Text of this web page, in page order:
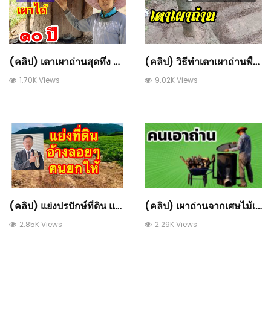
(คลิป) เตาเผาถ่านสุดทึ่ง ทำครั้งเดียวเผาได้ 10 ปี : วีดีโอ เกษตร
1.70K Views
(คลิป) วิธีทำเตาเผาถ่านพื้นราบ ทำง่ายนิดเดียว : วีดีโอ เกษตร
9.02K Views
(คลิป) แย่งปรปักษ์ที่ดิน​ แบบอ้างลอยๆ คนยกให้​ ชนะได้จริงเหรอ : วีดีโอ เกษตร
2.85K Views
(คลิป) เผาถ่านจากเศษไม้เก่า : วีดีโอ เกษตร
2.29K Views